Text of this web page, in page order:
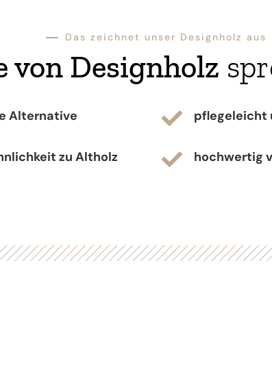
K Das zeichnet unser Designholz aus
von Designholz
Alternative
zu Altholz
 pflegeleicht
 hochwertig